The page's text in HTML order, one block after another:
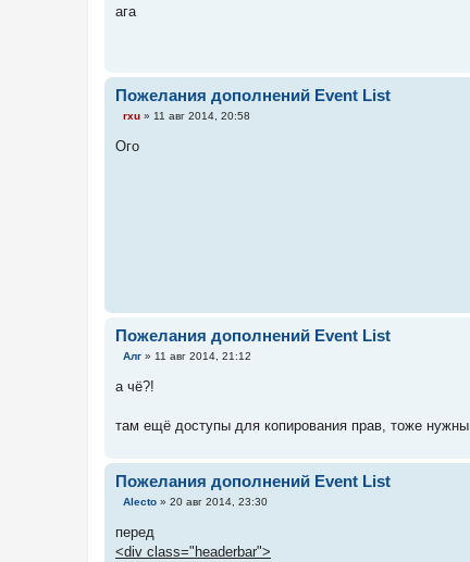
б
ага
Пожелания дополнений Event List
С
о
б
rxu » 11 авг 2014, 20:58
Ого
Пожелания дополнений Event List
С
б
н
Алг » 11 авг 2014, 21:12
а чё?!
там ещё доступы для копирования прав, тоже нужны
Пожелания дополнений Event List
С
б
щ
Alecto » 20 авг 2014, 23:30
перед
<div class="headerbar">